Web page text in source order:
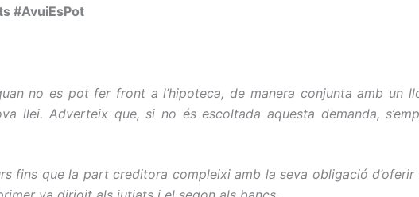
#AvuiEsPot
no es pot fer front a l’hipoteca, de manera conjunta amb un
llei. Adverteix que, si no és escoltada aquesta demanda,
fins que la part creditora compleixi amb la seva obligació